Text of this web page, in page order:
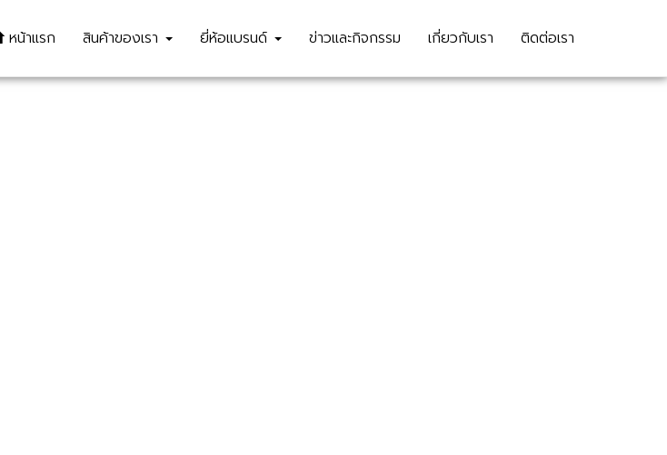
หน้าแรก สินค้าของเรา ยี่ห้อแบรนด์ ข่าวและกิจกรรม เกี่ยวกับเรา ติดต่อเรา